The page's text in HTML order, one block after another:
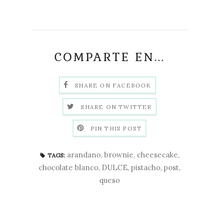
COMPARTE EN...
SHARE ON FACEBOOK
SHARE ON TWITTER
PIN THIS POST
TAGS: arandano, brownie, cheesecake,
chocolate blanco, DULCE, pistacho, post,
queso